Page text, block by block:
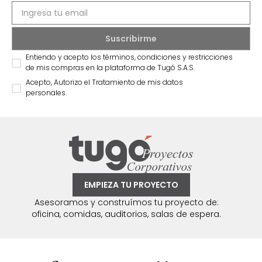
Entiendo y acepto los términos, condiciones y restricciones
de mis compras en la plataforma de Tugó S.A.S.
Acepto, Autorizo el Tratamiento de mis datos
personales.
EMPIEZA TU PROYECTO
Asesoramos y construímos tu proyecto de:
oficina, comidas, auditorios, salas de espera.